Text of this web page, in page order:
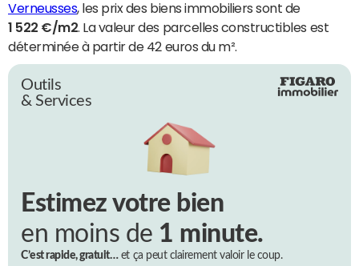
Verneusses, les prix des biens immobiliers sont de
1 522 €/m2 . La valeur des parcelles constructibles est
déterminée à partir de 42 euros du m².
Outils
& Services
Estimez votre bien
en moins de 1 minute.
C’est rapide, gratuit…et ça peut clairement valoir le coup.